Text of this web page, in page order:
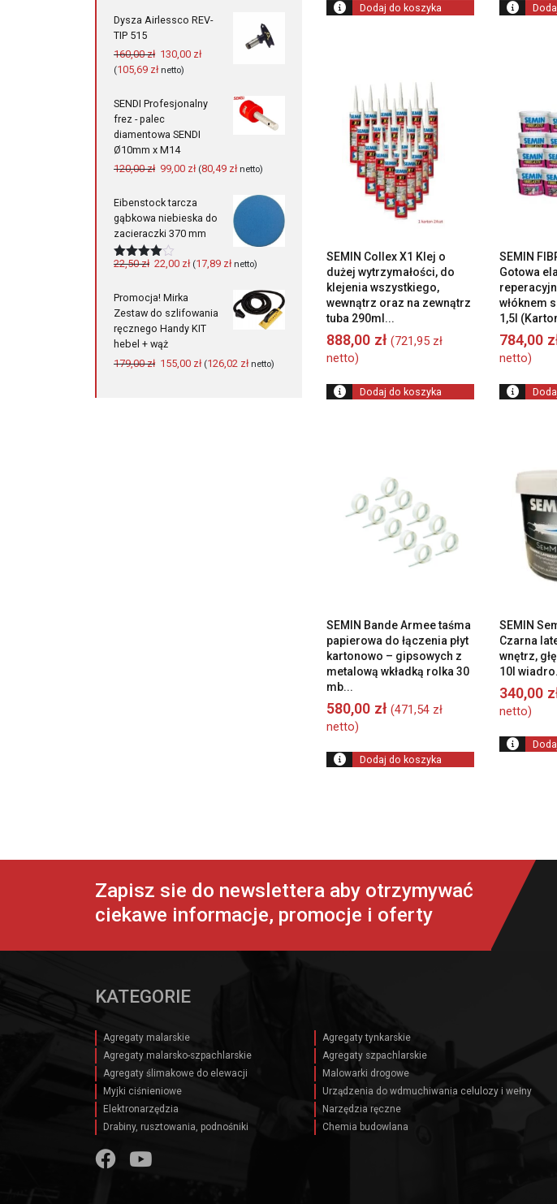
Dodaj do koszyka
SEMIN Collex X1 Klej o
dużej wytrzymałości, do
klejenia wszystkiego,
wewnątrz oraz na zewnątrz
tuba 290ml...
888,00 zł (721,95 zł
netto)
Dodaj do koszyka
SEMIN
Gotowa
włóknem
1,5l
784,00
netto)
SEMIN Bande Armee taśma
papierowa do łączenia płyt
kartonowo – gipsowych z
metalową wkładką rolka 30
mb...
580,00 zł (471,54 zł
netto)
Dodaj do koszyka
SEMIN
Czarna
wnętrz,
10l wiadro.
340,00
netto)
000,00 zł.
Dysza Airlessco REV-
TIP 515
160,00zł Pierwotna
cena
160,00 zł.
130,00 złAktualna
130,00 zł.
(105,69 złnetto)
SENDI Profesjonalny
frez - palec
diamentowa SENDI
Ø10mm x M14
120,00zł Pierwotna
wynosiła:
120,00 zł.
99,00 złAktualna
wynosi:
99,00 zł.
(80,49 złnetto)
Eibenstock tarcza
gąbkowa niebieska do
zacieraczki 370 mm
Oceniono
22,50zł Pierwotna
wynosiła:
22,50 zł.
22,00 złAktualna
22,00 zł.
(17,89 złnetto)
Promocja! Mirka
Zestaw do szlifowania
ręcznego Handy KIT
hebel + wąż
179,00zł Pierwotna
155,00 złAktualna
(126,02 złnetto)
Zapisz sie do newslettera aby otrzymywać
ciekawe informacje, promocje i oferty
KATEGORIE
Agregaty malarskie
Agregaty tynkarskie
Agregaty malarsko-szpachlarskie
Agregaty szpachlarskie
Agregaty ślimakowe do elewacji
Malowarki drogowe
Myjki ciśnieniowe
Urządzenia do wdmuchiwania celulozy i wełny
Elektronarzędzia
Narzędzia ręczne
Drabiny, rusztowania, podnośniki
Chemia budowlana